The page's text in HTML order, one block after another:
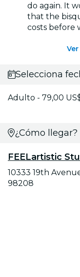
do again. It
that the
costs before
Selecciona
Adulto - 79,00
¿Cómo llegar?
FEELartistic
10333 19th
98208